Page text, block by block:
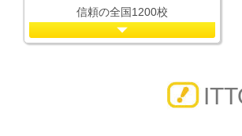
信頼の全国1200校